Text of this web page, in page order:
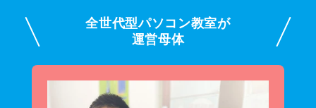
全世代型パソコン教室が
運営母体